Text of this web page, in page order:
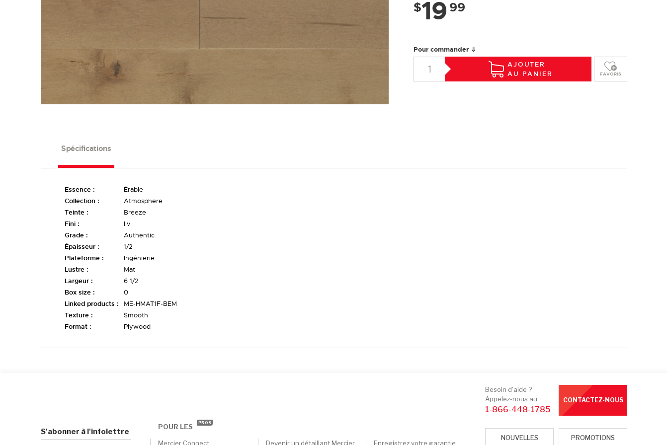
Installation
$19 99
Pour commander ⇓
AJOUTER
AU PANIER
FAVORIS
Spécifications
Essence :
Érable
Collection :
Atmosphere
Teinte :
Breeze
Fini :
liv
Grade :
Authentic
Épaisseur :
1/2
Plateforme :
Ingénierie
Lustre :
Mat
Largeur :
6 1/2
Box size :
0
Linked products :
ME-HMAT1F-BEM
Texture :
Smooth
Format :
Plywood
S'abonner à l'infolettre
POUR LES PROS
Mercier Connect Devenir un détaillant Mercier Enregistrez votre garantie
Besoin d'aide ?
Appelez-nous au
1-866-448-1785
CONTACTEZ-NOUS
NOUVELLES PROMOTIONS